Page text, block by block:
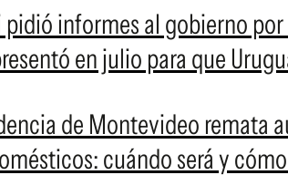
informes al gobierno
en julio para que
de Montevideo remata
cuándo será y